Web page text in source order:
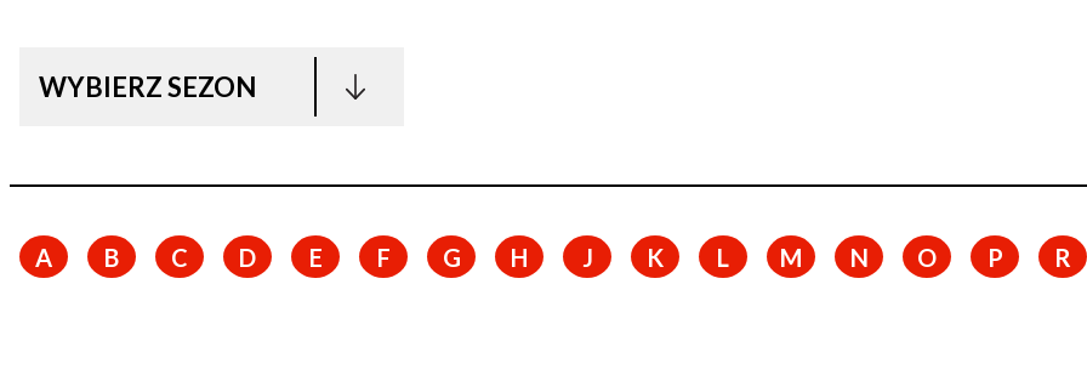
WYBIERZ SEZON
A B C D E F G H J K L M N O P R